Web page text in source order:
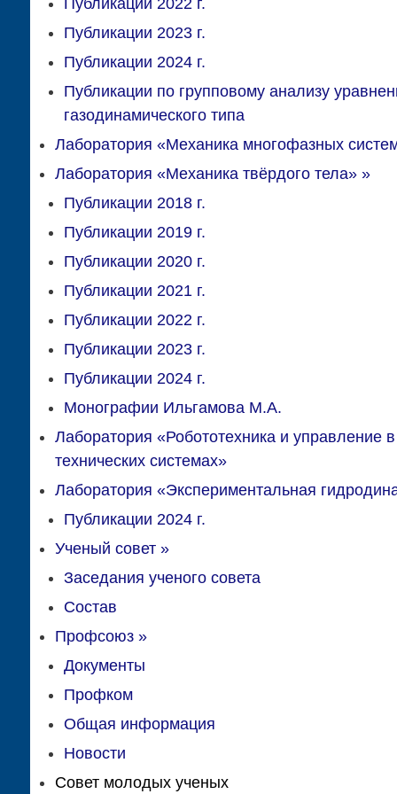
Публикации 2022 г.
Публикации 2023 г.
Публикации 2024 г.
Публикации по групповому анализу
газодинамического типа
Лаборатория «Механика многофазных
Лаборатория «Механика твёрдого тела»»
Публикации 2018 г.
Публикации 2019 г.
Публикации 2020 г.
Публикации 2021 г.
Публикации 2022 г.
Публикации 2023 г.
Публикации 2024 г.
Монографии Ильгамова М.А.
Лаборатория «Робототехника и управление в
технических системах»
Лаборатория «Экспериментальная
Публикации 2024 г.
Ученый совет»
Заседания ученого совета
Состав
Профсоюз»
Документы
Профком
Общая информация
Новости
Совет молодых ученых